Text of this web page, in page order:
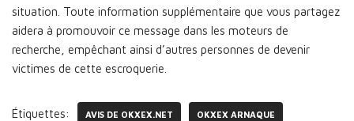
situation. Toute information supplémentaire que vous partagez
aidera à promouvoir ce message dans les moteurs de
recherche, empêchant ainsi d’autres personnes de devenir
victimes de cette escroquerie.
Étiquettes: AVIS DE OKXEX.NET OKXEX ARNAQUE